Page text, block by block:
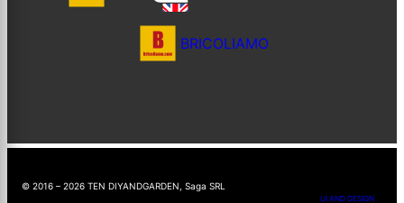
BRICOLIAMO
© 2016 – 2026 TEN DIYANDGARDEN, Saga SRL
UI AND DESIGN